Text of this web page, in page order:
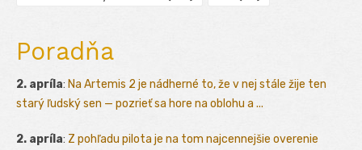
Poradňa
2. apríla: Na Artemis 2 je nádherné to, že v nej stále žije ten
starý ľudský sen — pozrieť sa hore na oblohu a ...
2. apríla: Z pohľadu pilota je na tom najcennejšie overenie